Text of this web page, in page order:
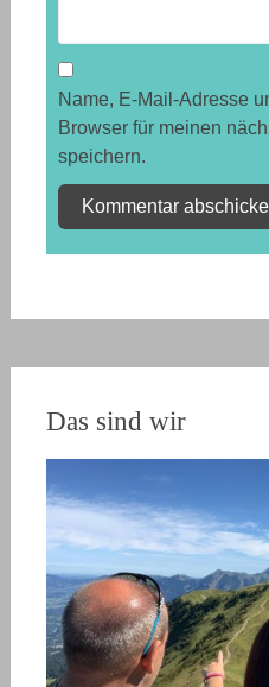
Name, E-Mail-Adresse
Browser für meinen
speichern.
Das sind wir